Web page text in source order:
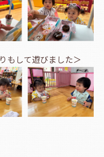
もして遊びました＞